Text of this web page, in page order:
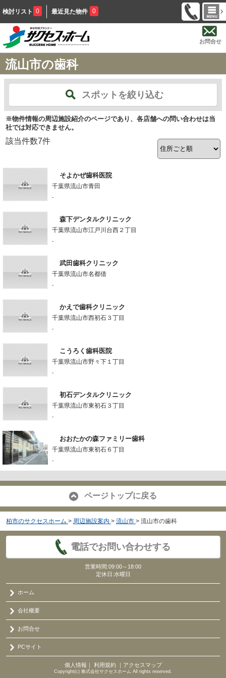
検討リスト 0 最近見た物件 0
お問合せ
流山市の歯科
スポットを絞り込む
※物件情報の周辺施設紹介のページであり、各店舗への問い合わせは当
社では対応できません。
該当件数7件
そよかぜ歯科医院
千葉県流山市青田
-
森下デンタルクリニック
千葉県流山市江戸川台西２丁目
-
武田歯科クリニック
千葉県流山市名都借
-
かえで歯科クリニック
千葉県流山市西初石３丁目
-
こうろく歯科医院
千葉県流山市野々下１丁目
-
初石デンタルクリニック
千葉県流山市東初石３丁目
-
おおたかの森ファミリー歯科
千葉県流山市東初石６丁目
-
ページトップに戻る
柏市のサクセスホーム > 周辺施設案内 > 流山市 > 流山市の歯科
電話でお問い合わせする
営業時間:09:00～18:00
定休日:水曜日
ホーム
会社概要
お問合せ
PCサイト
個人情報 利用規約｜ アクセスマップ
Copyright(c) 株式会社サクセスホーム All rights reserved.